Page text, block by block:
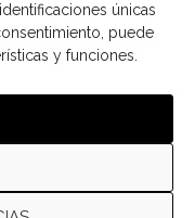
únicas
puede
y funciones.
y condiciones